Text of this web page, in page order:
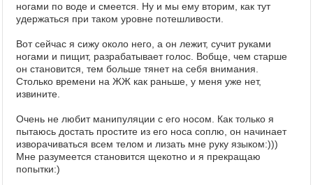
ногами по воде и смеется. Ну и мы ему вторим, как тут
удержаться при таком уровне потешливости.
Вот сейчас я сижу около него, а он лежит, сучит руками
ногами и пищит, разрабатывает голос. Вобще, чем старше
он становится, тем больше тянет на себя внимания.
Столько времени на ЖЖ как раньше, у меня уже нет,
извините.
Очень не любит манипуляции с его носом. Как только я
пытаюсь достать простите из его носа соплю, он начинает
изворачиваться всем телом и лизать мне руку языком:)))
Мне разумеется становится щекотно и я прекращаю
попытки:)